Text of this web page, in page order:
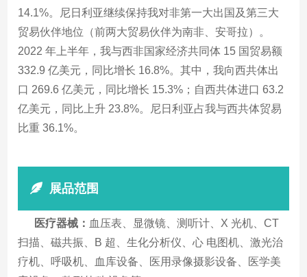
14.1%。尼日利亚继续保持我对非第一大出国及第三大
贸易伙伴地位（前两大贸易伙伴为南非、安哥拉）。
2022 年上半年，我与西非国家经济共同体 15 国贸易额
332.9 亿美元，同比增长 16.8%。其中，我向西共体出
口 269.6 亿美元，同比增长 15.3%；自西共体进口 63.2
亿美元，同比上升 23.8%。尼日利亚占我与西共体贸易
比重 36.1%。
展品范围
医疗器械： 血压表、显微镜、测听计、X 光机、CT
扫描、磁共振、B 超、生化分析仪、心 电图机、激光治
疗机、呼吸机、血库设备、医用录像摄影设备、医学美